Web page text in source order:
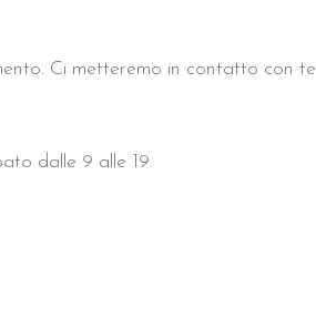
Ci metteremo in contatto con te
dalle 9 alle 19.